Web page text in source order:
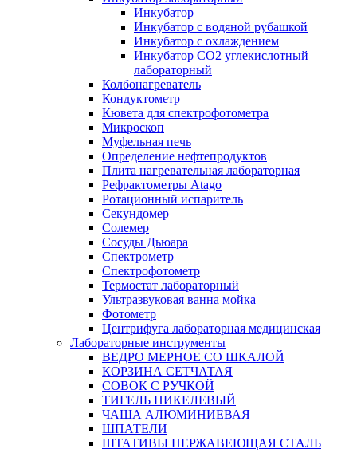
Инкубатор
Инкубатор с водяной рубашкой
Инкубатор с охлаждением
Инкубатор СО2 углекислотный
лабораторный
Колбонагреватель
Кондуктометр
Кювета для спектрофотометра
Микроскоп
Муфельная печь
Определение нефтепродуктов
Плита нагревательная лабораторная
Рефрактометры Atago
Ротационный испаритель
Секундомер
Солемер
Сосуды Дьюара
Спектрометр
Спектрофотометр
Термостат лабораторный
Ультразвуковая ванна мойка
Фотометр
Центрифуга лабораторная медицинская
Лабораторные инструменты
ВЕДРО МЕРНОЕ СО ШКАЛОЙ
КОРЗИНА СЕТЧАТАЯ
СОВОК С РУЧКОЙ
ТИГЕЛЬ НИКЕЛЕВЫЙ
ЧАША АЛЮМИНИЕВАЯ
ШПАТЕЛИ
ШТАТИВЫ НЕРЖАВЕЮЩАЯ СТАЛЬ